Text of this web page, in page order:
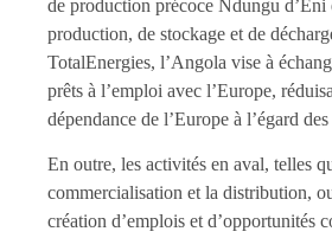
de production précoce Ndungu d’Eni
production, de stockage et de
TotalEnergies, l’Angola vise à
prêts à l’emploi avec l’Europe,
dépendance de l’Europe à l’égard
En outre, les activités en aval, telles
commercialisation et la distribution,
création d’emplois et d’opportunités